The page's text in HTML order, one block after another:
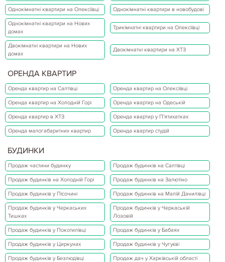
Однокімнатні квартири на Олексіївці Однокімнатні квартири в новобудові
Однокімнатні квартири на Нових
домах
Трикімнатні квартири на Олексіївці
Двокімнатні квартири на Нових
домах
Двокімнатні квартири на ХТЗ
ОРЕНДА КВАРТИР
Оренда квартир на Салтівці Оренда квартир на Олексіївці
Оренда квартир на Холодній Горі Оренда квартир на Одеській
Оренда квартир в ХТЗ Оренда квартир у П'ятихатках
Оренда малогабаритних квартир Оренда квартир студій
БУДИНКИ
Продаж частини будинку Продаж будинків на Салтівці
Продаж будинків на Холодній Горі Продаж будинків на Залютіно
Продаж будинків у Пісочині Продаж будинків на Малій Данилівці
Продаж будинків у Черкаських
Тишках
Продаж будинків у Черкаській
Лозовій
Продаж будинків у Покотилівці Продаж будинків у Бабаях
Продаж будинків у Циркунах Продаж будинків у Чугуєві
Продаж будинків у Безлюдівці Продаж дач у Харківській області